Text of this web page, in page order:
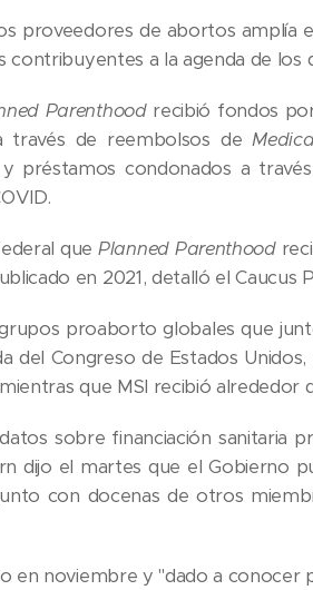
proveedores de abortos
contribuyentes a la agenda de
Parenthoodrecibió fondos por
través de reembolsos de
préstamos condonados a
quePlanned Parenthood
en 2021, detalló el Caucus
proaborto globales que
del Congreso de Estados
que MSI recibió alrededor
sobre financiación sanitaria
dijo el martes que el
con docenas de otros
en noviembre y "dado a conocer